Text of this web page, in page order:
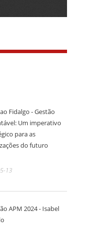
Fidalgo - Gestão
Um imperativo
para as
do futuro
13
APM 2024 - Isabel